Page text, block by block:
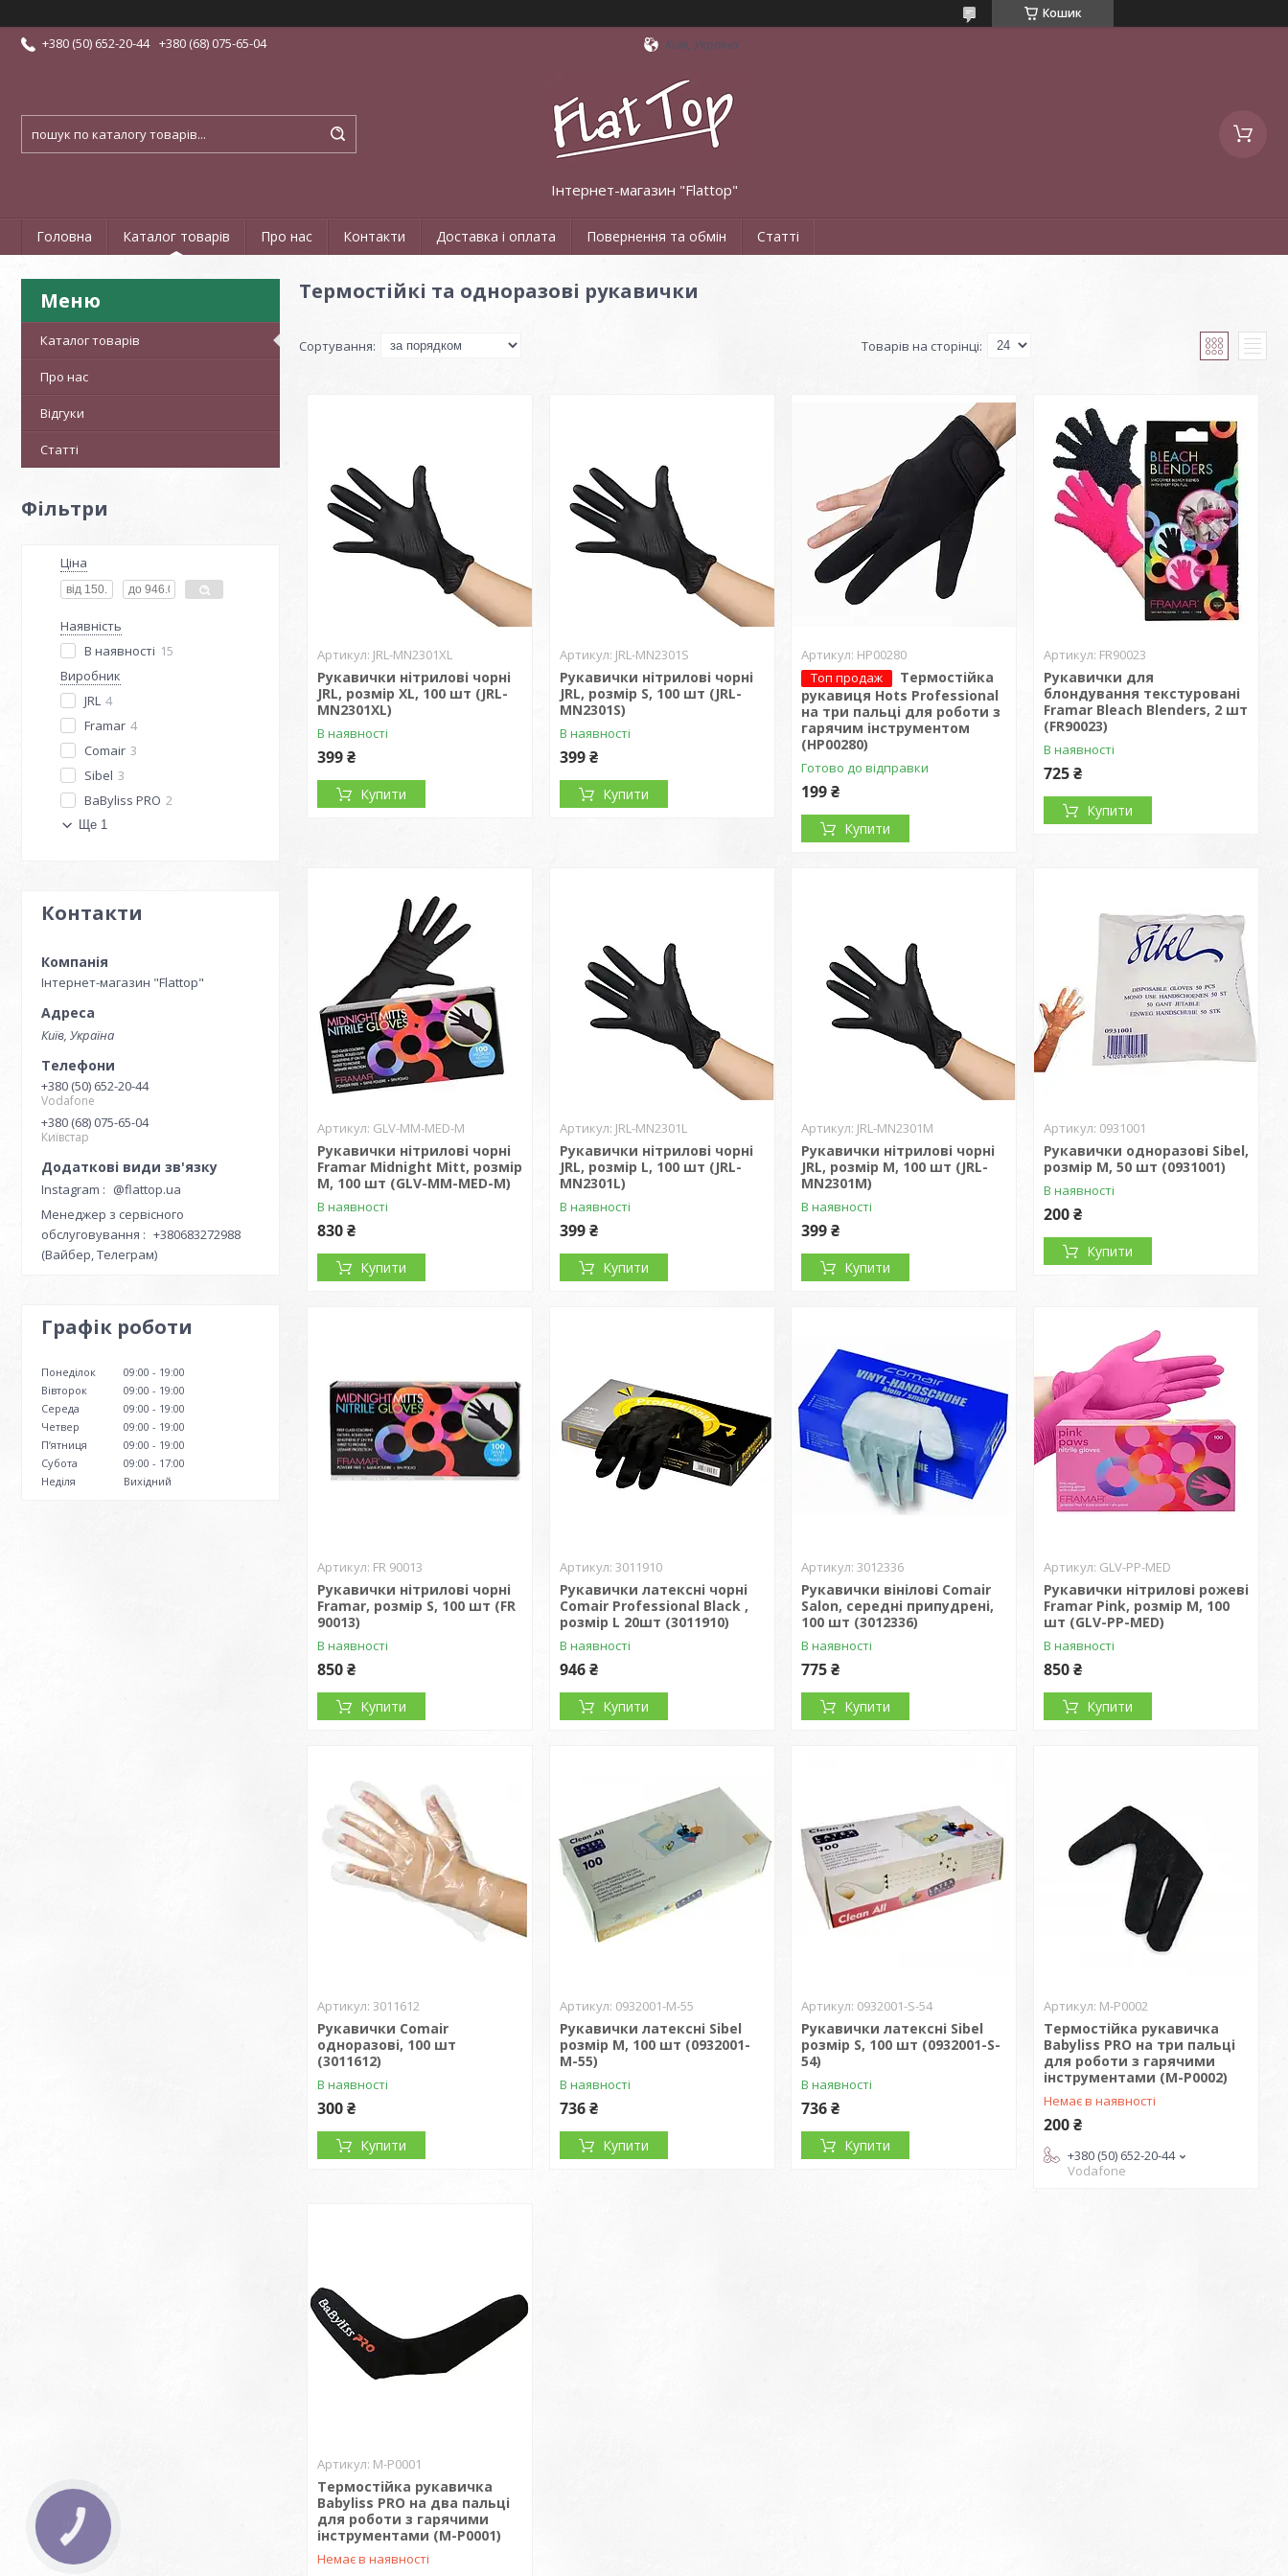
Кошик
+380 (50) 652-20-44 +380 (68) 075-65-04 Київ, Україна
Інтернет-магазин "Flattop"
Головна Каталог товарів Про нас Контакти Доставка і оплата Повернення та обмін Статті
Каталог товарів
Про нас
Відгуки
Статті
Фільтри
Ціна
Наявність
В наявності 15
Виробник
JRL 4
Framar 4
Comair 3
Sibel 3
BaByliss PRO 2
Ще 1
Контакти
Інтернет-магазин "Flattop"
Київ, Україна
+380 (50) 652-20-44
Vodafone
+380 (68) 075-65-04
Київстар
Instagram
@flattop.ua
Менеджер з сервісного
обслуговування
+380683272988
(Вайбер, Телеграм)
Графік роботи
Понеділок 09:00
19:00
Вівторок
09:00
19:00
Середа
09:00
19:00
Четвер
09:00
19:00
Пʼятниця
09:00
19:00
Субота
09:00
17:00
Неділя
Вихідний
Термостійкі та одноразові рукавички
JRL-MN2301XL
Рукавички нітрилові чорні
JRL, розмір XL, 100 шт (JRL-
MN2301XL)
В наявності
399 ₴
Купити
JRL-MN2301S
Рукавички нітрилові чорні
JRL, розмір S, 100 шт (JRL-
MN2301S)
В наявності
399 ₴
Купити
HP00280
Топ продаж
Термостійка
рукавиця Hots Professional
на три пальці для роботи з
гарячим інструментом
(HP00280)
Готово до відправки
199 ₴
Купити
FR90023
Рукавички для
блондування текстуровані
Framar Bleach Blenders, 2 шт
(FR90023)
В наявності
725 ₴
Купити
GLV-MM-MED-M
Рукавички нітрилові чорні
Framar Midnight Mitt, розмір
M, 100 шт (GLV-MM-MED-M)
В наявності
830 ₴
Купити
JRL-MN2301L
Рукавички нітрилові чорні
JRL, розмір L, 100 шт (JRL-
MN2301L)
В наявності
399 ₴
Купити
JRL-MN2301M
Рукавички нітрилові чорні
JRL, розмір M, 100 шт (JRL-
MN2301M)
В наявності
399 ₴
Купити
0931001
Рукавички одноразові Sibel,
розмір М, 50 шт (0931001)
В наявності
200 ₴
Купити
FR 90013
Рукавички нітрилові чорні
Framar, розмір S, 100 шт (FR
90013)
В наявності
850 ₴
Купити
3011910
Рукавички латексні чорні
Comair Professional Black ,
розмір L 20шт (3011910)
В наявності
946 ₴
Купити
3012336
Рукавички вінілові Comair
Salon, середні припудрені,
100 шт (3012336)
В наявності
775 ₴
Купити
GLV-PP-MED
Рукавички нітрилові рожеві
Framar Pink, розмір M, 100
шт (GLV-PP-MED)
В наявності
850 ₴
Купити
3011612
Рукавички Comair
одноразові, 100 шт
(3011612)
В наявності
300 ₴
Купити
0932001-M-55
Рукавички латексні Sibel
розмір М, 100 шт (0932001-
M-55)
В наявності
736 ₴
Купити
0932001-S-54
Рукавички латексні Sibel
розмір S, 100 шт (0932001-S-
54)
В наявності
736 ₴
Купити
M-P0002
Термостійка рукавичка
Babyliss PRO на три пальці
для роботи з гарячими
інструментами (M-P0002)
Немає в наявності
200 ₴
+380 (50) 652-20-44
Vodafone
M-P0001
Термостійка рукавичка
Babyliss PRO на два пальці
для роботи з гарячими
інструментами (M-P0001)
Немає в наявності